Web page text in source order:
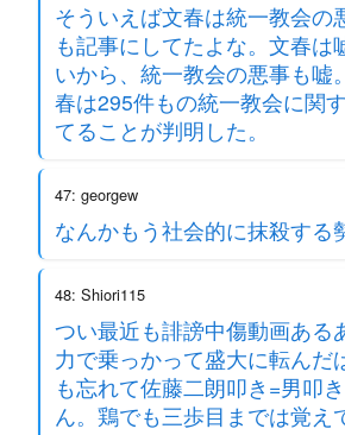
そういえば文春は統一教会の
も記事にしてたよな。文春は
いから、統一教会の悪事も嘘
春は295件もの統一教会に関
てることが判明した。
47: georgew
なんかもう社会的に抹殺する
48: Shiori115
つい最近も誹謗中傷動画ある
力で乗っかって盛大に転んだ
も忘れて佐藤二朗叩き=男叩
ん。鶏でも三歩目までは覚え